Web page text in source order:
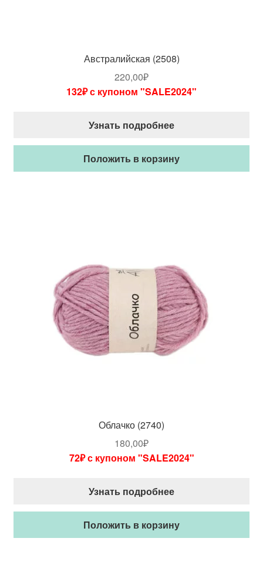
Австралийская (2508)
220,00₽
132₽ с купоном "SALE2024"
Узнать подробнее
Положить в корзину
Облачко (2740)
180,00₽
72₽ с купоном "SALE2024"
Узнать подробнее
Положить в корзину